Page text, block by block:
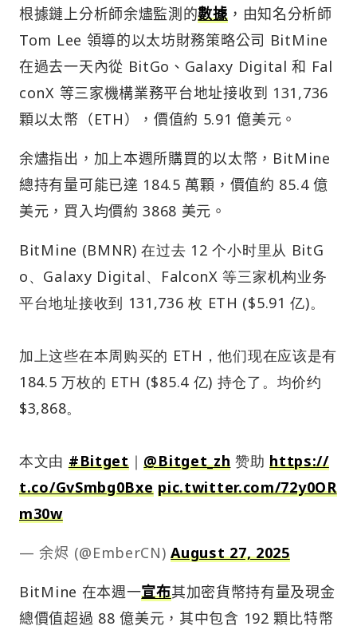
根據鏈上分析師余燼監測的數據，由知名分析師
Tom Lee 領導的以太坊財務策略公司 BitMine
在過去一天內從 BitGo、Galaxy Digital 和 Fal
conX 等三家機構業務平台地址接收到 131,736
顆以太幣（ETH），價值約 5.91 億美元。
余燼指出，加上本週所購買的以太幣，BitMine
總持有量可能已達 184.5 萬顆，價值約 85.4 億
美元，買入均價約 3868 美元。
BitMine (BMNR) 在过去 12 个小时里从 BitG
o、Galaxy Digital、FalconX 等三家机构业务
平台地址接收到 131,736 枚 ETH ($5.91 亿)。
加上这些在本周购买的 ETH，他们现在应该是有
184.5 万枚的 ETH ($85.4 亿) 持仓了。均价约
$3,868。
本文由 #Bitget｜@Bitget_zh 赞助https://
t.co/GvSmbg0Bxe pic.twitter.com/72y0OR
m30w
— 余烬 (@EmberCN)August 27, 2025
BitMine 在本週一宣布其加密貨幣持有量及現金
總價值超過 88 億美元，其中包含 192 顆比特幣